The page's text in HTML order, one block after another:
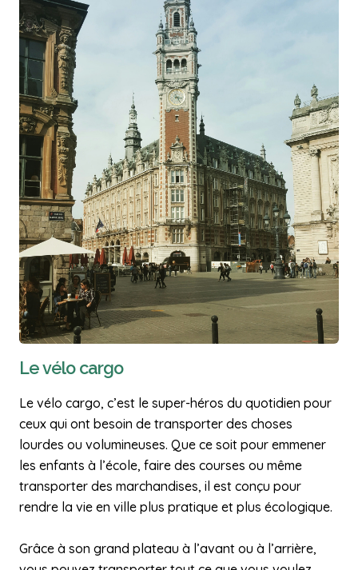
Le vélo cargo
Le vélo cargo, c’est le super-héros du quotidien pour
ceux qui ont besoin de transporter des choses
lourdes ou volumineuses. Que ce soit pour emmener
les enfants à l’école, faire des courses ou même
transporter des marchandises, il est conçu pour
rendre la vie en ville plus pratique et plus écologique.
Grâce à son grand plateau à l’avant ou à l’arrière,